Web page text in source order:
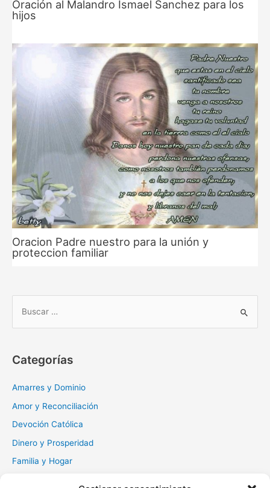
Oración al Malandro Ismael Sanchez para los
hijos
Oracion Padre nuestro para la unión y
proteccion familiar
r
Categorías
Amarres y Dominio
Amor y Reconciliación
Devoción Católica
Dinero y Prosperidad
Familia y Hogar